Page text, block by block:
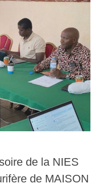
de la NIES
de MAISON